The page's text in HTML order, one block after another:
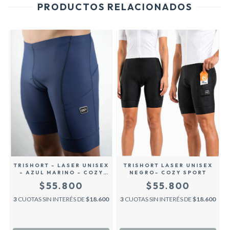
PRODUCTOS RELACIONADOS
TRISHORT - LASER UNISEX
- AZUL MARINO - COZY
$55.800
3 CUOTAS SIN INTERÉS DE $18.600
TRISHORT LASER UNISEX
NEGRO- COZY SPORT
$55.800
3 CUOTAS SIN INTERÉS DE $18.600